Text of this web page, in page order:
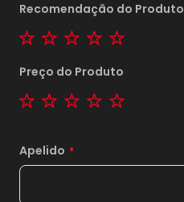
Recomendação do Produto
1 star2 stars3 stars4 stars
Preço do Produto
1 star2 stars3 stars4 stars
Apelido